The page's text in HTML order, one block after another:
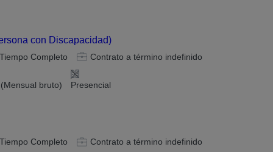
con Discapacidad)
Tiempo Completo Contrato a término indefinido
bruto) Presencial
Tiempo Completo Contrato a término indefinido